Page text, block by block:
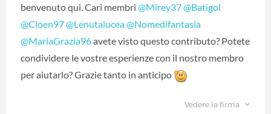
benvenuto qui. Cari membri @Mirey37@Batigol
@Cloen97@Lenutalucea@Nomedifantasia
@MariaGrazia96‍ avete visto questo contributo? Potete
condividere le vostre esperienze con il nostro membro
per aiutarlo? Grazie tanto in anticipo
Vedere la firma